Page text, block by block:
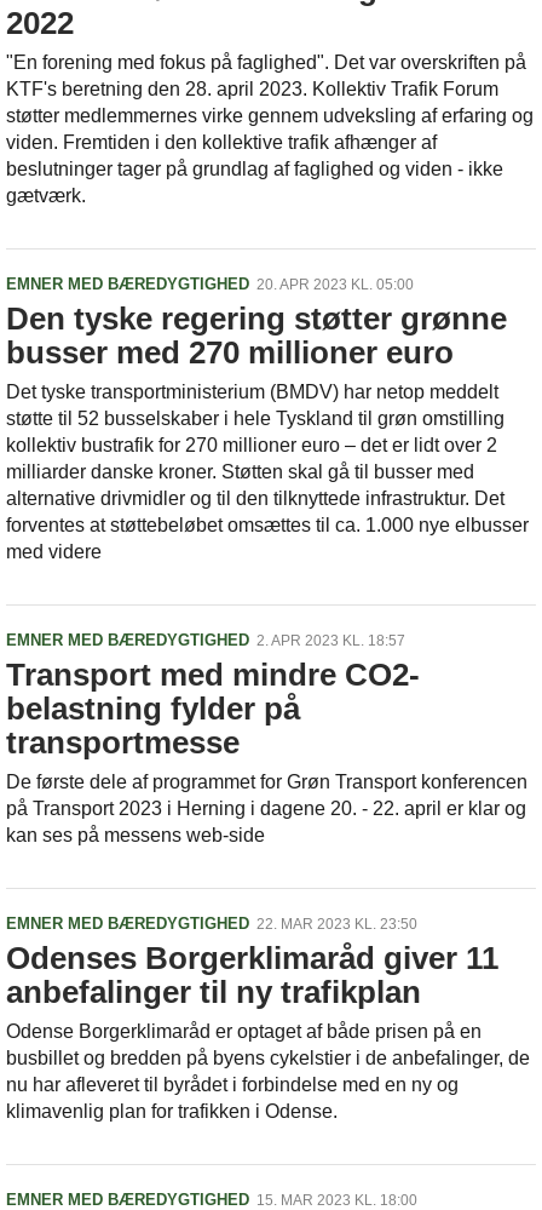
2022
"En forening med fokus på faglighed". Det var overskriften på
KTF's beretning den 28. april 2023. Kollektiv Trafik Forum
støtter medlemmernes virke gennem udveksling af erfaring og
viden. Fremtiden i den kollektive trafik afhænger af
beslutninger tager på grundlag af faglighed og viden - ikke
gætværk.
EMNER MED BÆREDYGTIGHED 20. APR 2023 KL. 05:00
Den tyske regering støtter grønne
busser med 270 millioner euro
Det tyske transportministerium (BMDV) har netop meddelt
støtte til 52 busselskaber i hele Tyskland til grøn omstilling
kollektiv bustrafik for 270 millioner euro – det er lidt over 2
milliarder danske kroner. Støtten skal gå til busser med
alternative drivmidler og til den tilknyttede infrastruktur. Det
forventes at støttebeløbet omsættes til ca. 1.000 nye elbusser
med videre
EMNER MED BÆREDYGTIGHED 2. APR 2023 KL. 18:57
Transport med mindre CO2-
belastning fylder på
transportmesse
De første dele af programmet for Grøn Transport konferencen
på Transport 2023 i Herning i dagene 20. - 22. april er klar og
kan ses på messens web-side
EMNER MED BÆREDYGTIGHED 22. MAR 2023 KL. 23:50
Odenses Borgerklimaråd giver 11
anbefalinger til ny trafikplan
Odense Borgerklimaråd er optaget af både prisen på en
busbillet og bredden på byens cykelstier i de anbefalinger, de
nu har afleveret til byrådet i forbindelse med en ny og
klimavenlig plan for trafikken i Odense.
EMNER MED BÆREDYGTIGHED 15. MAR 2023 KL. 18:00